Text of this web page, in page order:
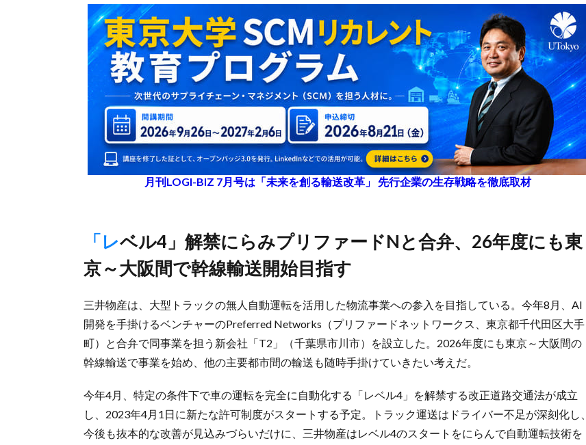
月刊LOGI-BIZ 7月号は「未来を創る輸送改革」 先行企業の生存戦略を徹底取材
「レベル4」解禁にらみプリファードNと合弁、26年度にも東
京～大阪間で幹線輸送開始目指す
三井物産は、大型トラックの無人自動運転を活用した物流事業への参入を目指している。今年8月、AI
開発を手掛けるベンチャーのPreferred Networks（プリファードネットワークス、東京都千代田区大手
町）と合弁で同事業を担う新会社「T2」（千葉県市川市）を設立した。2026年度にも東京～大阪間の
幹線輸送で事業を始め、他の主要都市間の輸送も随時手掛けていきたい考えだ。
今年4月、特定の条件下で車の運転を完全に自動化する「レベル4」を解禁する改正道路交通法が成立
し、2023年4月1日に新たな許可制度がスタートする予定。トラック運送はドライバー不足が深刻化し、
今後も抜本的な改善が見込みづらいだけに、三井物産はレベル4のスタートをにらんで自動運転技術を